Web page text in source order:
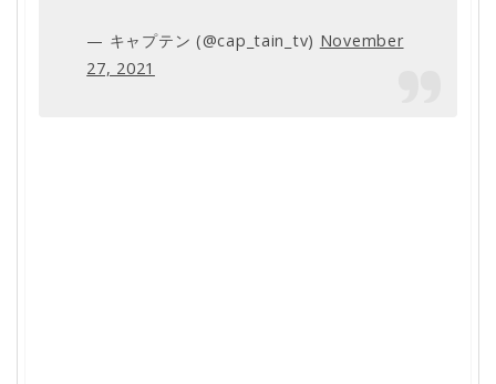
— キャプテン (@cap_tain_tv) November
27, 2021